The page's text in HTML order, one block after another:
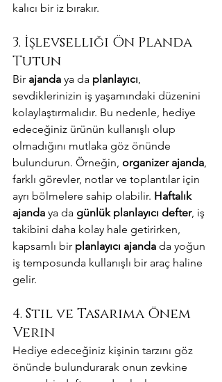
kalıcı bir iz bırakır.
3. İşlevselliği Ön Planda
Tutun
Bir ajanda ya da planlayıcı
sevdiklerinizin iş yaşamındaki düzenini
kolaylaştırmalıdır. Bu nedenle, hediye
edeceğiniz ürünün kullanışlı olup
olmadığını mutlaka göz önünde
bulundurun. Örneğin, organizer ajanda
farklı görevler, notlar ve toplantılar için
ayrı bölmelere sahip olabilir. Haftalık
ajanda ya da günlük planlayıcı defter, iş
takibini daha kolay hale getirirken,
kapsamlı bir planlayıcı ajanda da yoğun
iş temposunda kullanışlı bir araç haline
gelir.
4. Stil ve Tasarıma Önem
Verin
Hediye edeceğiniz kişinin tarzını göz
önünde bulundurarak onun zevkine